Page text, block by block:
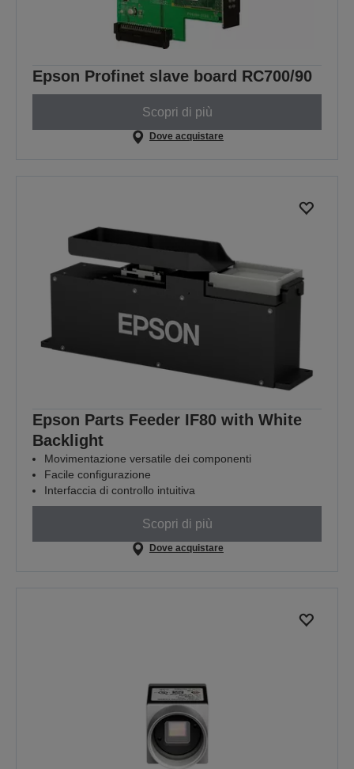
Epson Profinet slave board RC700/90
Scopri di più
Dove acquistare
Epson Parts Feeder IF80 with White
Backlight
Movimentazione versatile dei componenti
Facile configurazione
Interfaccia di controllo intuitiva
Scopri di più
Dove acquistare